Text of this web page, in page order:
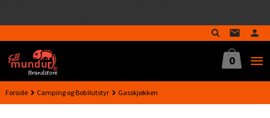
innholdet
0
Forside Camping og Bobilutstyr Gasskjøkken